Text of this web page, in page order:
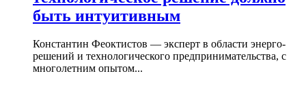
быть интуитивным
Константин Феоктистов — эксперт в области энерго-
решений и технологического предпринимательства, с
многолетним опытом...